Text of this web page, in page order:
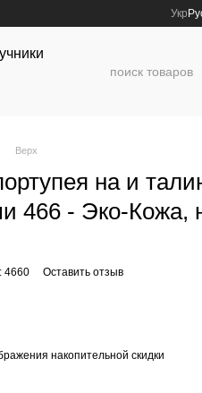
Укр
Верх
на и
466 - Эко-Кожа,
4660 Оставить отзыв
накопительной скидки